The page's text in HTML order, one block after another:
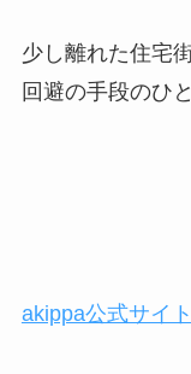
少し離れた住宅
回避の手段のひ
akippa公式サイ